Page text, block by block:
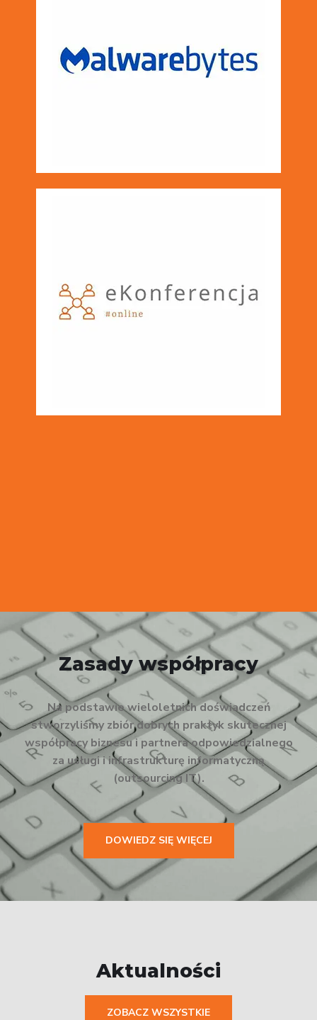
Zasady współpracy
Na podstawie wieloletnich doświadczeń
stworzyliśmy zbiór dobrych praktyk skutecznej
współpracy biznesu i partnera odpowiedzialnego
za usługi i infrastrukturę informatyczną
(outsourcing IT).
DOWIEDZ SIĘ WIĘCEJ
Aktualności
ZOBACZ WSZYSTKIE